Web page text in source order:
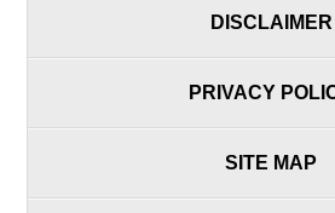
DISCLAIMER
PRIVACY
SITE MAP